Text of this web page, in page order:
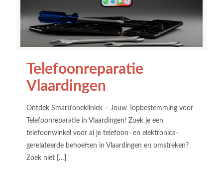
Telefoonreparatie
Vlaardingen
Ontdek Smartfonekliniek – Jouw Topbestemming voor
Telefoonreparatie in Vlaardingen! Zoek je een
telefoonwinkel voor al je telefoon- en elektronica-
gerelateerde behoeften in Vlaardingen en omstreken?
Zoek niet […]